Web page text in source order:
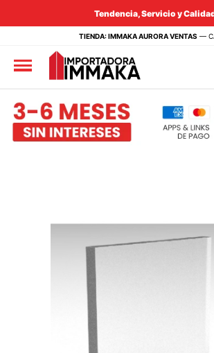
Tendencia, Servicio y
TIENDA: IMMAKA AURORA VENTAS —